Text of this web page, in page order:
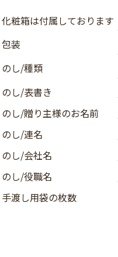
化粧箱は付属しております
包装
のし/種類
のし/表書き
のし/贈り主様のお名前
のし/連名
のし/会社名
のし/役職名
手渡し用袋の枚数